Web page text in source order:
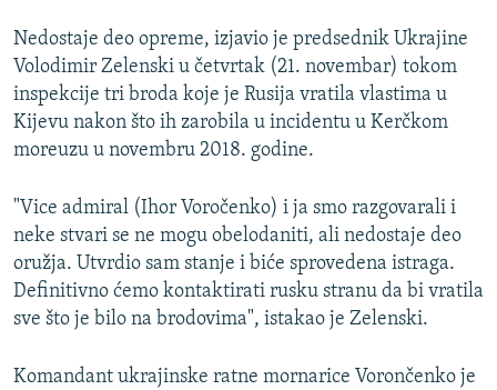
POST SCRIPTUM
MOJA EVROPA
TRI DECENIJE OD RATA U BIH
SVE KARTE DEJTONA
NASTANAK I RASPAD JUGOSLAVIJE
Nedostaje deo opreme, izjavio je predsednik Ukrajine
Volodimir Zelenski u četvrtak (21. novembar) tokom
inspekcije tri broda koje je Rusija vratila vlastima u
Kijevu nakon što ih zarobila u incidentu u Kerčkom
moreuzu u novembru 2018. godine.
"Vice admiral (Ihor Voročenko) i ja smo razgovarali i
neke stvari se ne mogu obelodaniti, ali nedostaje deo
oružja. Utvrdio sam stanje i biće sprovedena istraga.
Definitivno ćemo kontaktirati rusku stranu da bi vratila
sve što je bilo na brodovima", istakao je Zelenski.
Komandant ukrajinske ratne mornarice Vorončenko je